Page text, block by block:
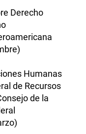
Derecho
Humanas
de Recursos
de la